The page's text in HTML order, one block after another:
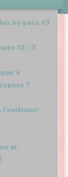
by-pass #3
#3 : 3
à
?
et